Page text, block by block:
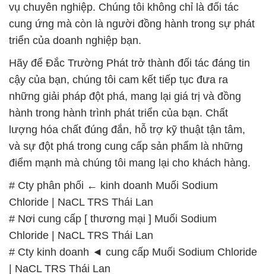
vụ chuyên nghiệp. Chúng tôi không chỉ là đối tác
cung ứng mà còn là người đồng hành trong sự phát
triển của doanh nghiệp bạn.
Hãy để Đắc Trường Phát trở thành đối tác đáng tin
cậy của bạn, chúng tôi cam kết tiếp tục đưa ra
những giải pháp đột phá, mang lại giá trị và đồng
hành trong hành trình phát triển của bạn. Chất
lượng hóa chất đúng đắn, hỗ trợ kỹ thuật tận tâm,
và sự đột phá trong cung cấp sản phẩm là những
điểm mạnh mà chúng tôi mang lại cho khách hàng.
# Cty phân phối ← kinh doanh Muối Sodium
Chloride | NaCL TRS Thái Lan
# Nơi cung cấp [ thương mại ] Muối Sodium
Chloride | NaCL TRS Thái Lan
# Cty kinh doanh ◄ cung cấp Muối Sodium Chloride
| NaCL TRS Thái Lan